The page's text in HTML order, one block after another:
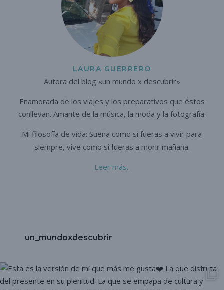
LAURA GUERRERO
Autora del blog «un mundo x descubrir»
Enamorada de los viajes y los preparativos que éstos
conllevan. Amante de la música, la moda y la fotografía.
Mi filosofía de vida: Sueña como si fueras a vivir para
siempre, vive como si fueras a morir mañana.
Leer más..
un_mundoxdescubrir